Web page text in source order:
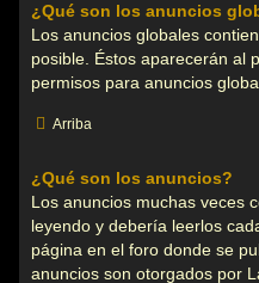
¿Qué son los anuncios
Los anuncios globales
posible. Éstos aparecerán al
permisos para anuncios
Arriba
¿Qué son los anuncios?
Los anuncios muchas veces
leyendo y debería leerlos
página en el foro donde se
anuncios son otorgados por